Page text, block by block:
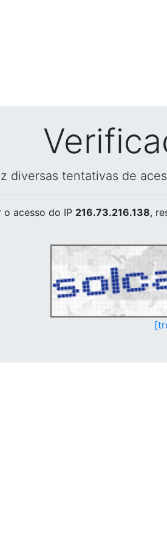
diversas tentativas de
o acesso do IP 216.73.216.138,